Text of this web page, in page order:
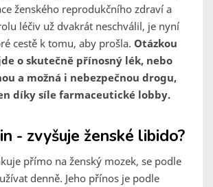
ženského reprodukčního zdraví a
léčiv už dvakrát neschválil, je nyní
cestě k tomu, aby prošla. Otázkou
o skutečně přínosný lék, nebo
a možná i nebezpečnou drogu,
díky síle farmaceutické lobby.
- zvyšuje ženské libido?
přímo na ženský mozek, se podle
denně. Jeho přínos je podle